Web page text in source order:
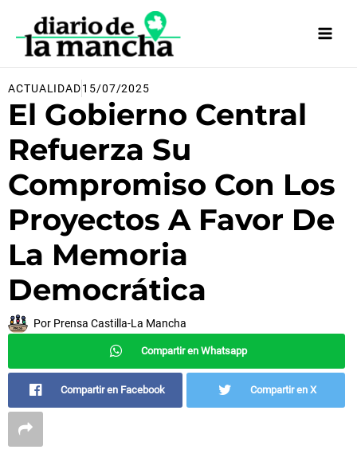
contenido
ACTUALIDAD15/07/2025
El Gobierno Central
Refuerza Su
Compromiso Con Los
Proyectos A Favor De
La Memoria
Democrática
Por Prensa Castilla-La Mancha
Compartir en Whatsapp
Compartir en Facebook Compartir en X